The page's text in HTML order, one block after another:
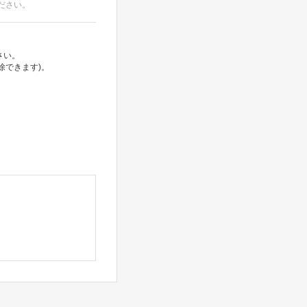
い。
。
きます)。